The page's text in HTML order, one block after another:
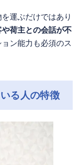
運ぶだけではあり
荷主との会話が不
ン能力も必須のス
る人の特徴